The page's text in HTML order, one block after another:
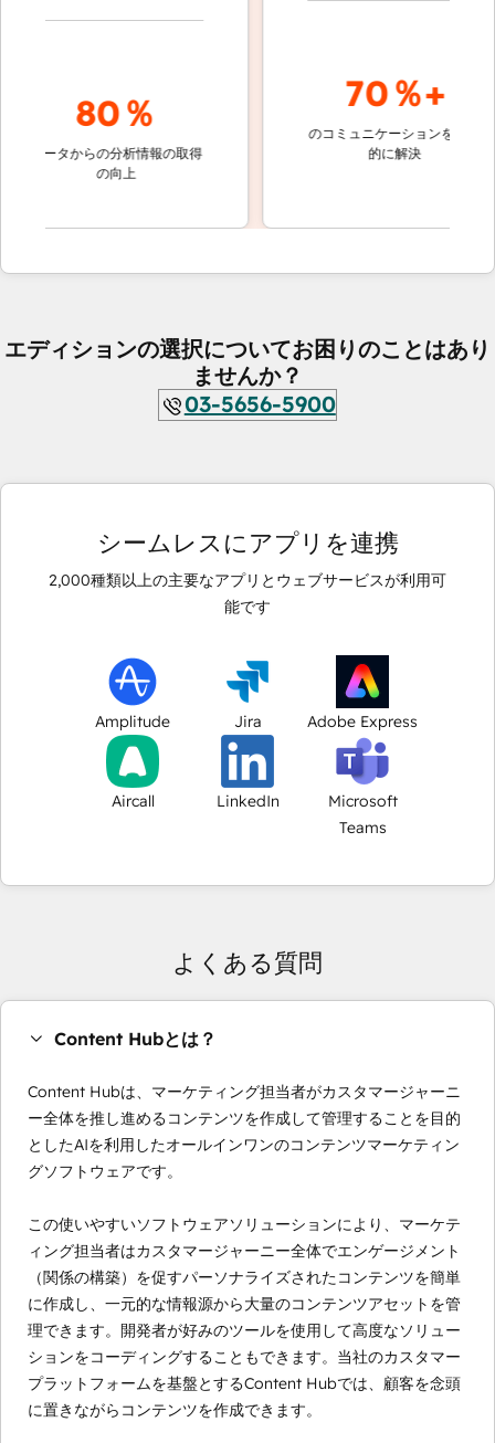
80％
ータからの分析情報の取得
の向上
70％+
のコミュニケーションを自動
的に解決
エディションの選択についてお困りのことはあり
ませんか？
03-5656-5900
シームレスにアプリを連携
2,000種類以上の主要なアプリとウェブサービスが利用可
能です
Amplitude Jira Adobe Express
Aircall LinkedIn
Microsoft
Teams
よくある質問
Content Hubとは？
Content Hubは、マーケティング担当者がカスタマージャーニ
ー全体を推し進めるコンテンツを作成して管理することを目的
としたAIを利用したオールインワンのコンテンツマーケティン
グソフトウェアです。
この使いやすいソフトウェアソリューションにより、マーケテ
ィング担当者はカスタマージャーニー全体でエンゲージメント
（関係の構築）を促すパーソナライズされたコンテンツを簡単
に作成し、一元的な情報源から大量のコンテンツアセットを管
理できます。開発者が好みのツールを使用して高度なソリュー
ションをコーディングすることもできます。当社のカスタマー
プラットフォームを基盤とするContent Hubでは、顧客を念頭
に置きながらコンテンツを作成できます。